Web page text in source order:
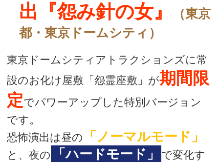
出『怨み針の女』
（東京
都・東京ドームシティ）
東京ドームシティアトラクションズに常
設のお化け屋敷「怨霊座敷」が期間限
定でパワーアップした特別バージョン
です。
恐怖演出は昼の
「ノーマルモード」
と、夜の 「ハードモード」
で変化す